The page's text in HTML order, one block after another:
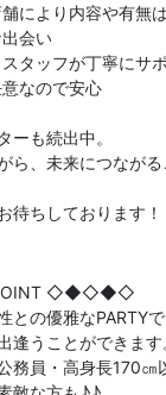
より内容や有無は
会い
タッフが丁寧にサ
なので安心
ーも続出中。
ら、未来につなが
待ちしております！
◇◆◇◆◇
との優雅なPARTY
逢うことができます
務員・高身長170㎝